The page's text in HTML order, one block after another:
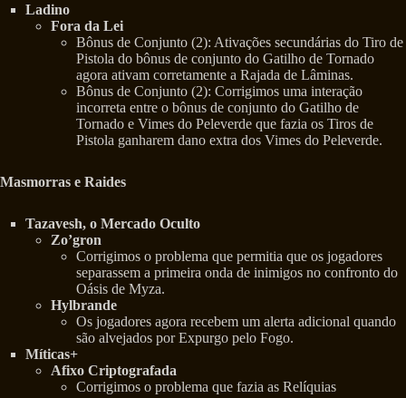
Ladino
Fora da Lei
Bônus de Conjunto (2): Ativações secundárias do Tiro de
Pistola do bônus de conjunto do Gatilho de Tornado
agora ativam corretamente a Rajada de Lâminas.
Bônus de Conjunto (2): Corrigimos uma interação
incorreta entre o bônus de conjunto do Gatilho de
Tornado e Vimes do Peleverde que fazia os Tiros de
Pistola ganharem dano extra dos Vimes do Peleverde.
Masmorras e Raides
Tazavesh, o Mercado Oculto
Zo’gron
Corrigimos o problema que permitia que os jogadores
separassem a primeira onda de inimigos no confronto do
Oásis de Myza.
Hylbrande
Os jogadores agora recebem um alerta adicional quando
são alvejados por Expurgo pelo Fogo.
Míticas+
Afixo Criptografada
Corrigimos o problema que fazia as Relíquias